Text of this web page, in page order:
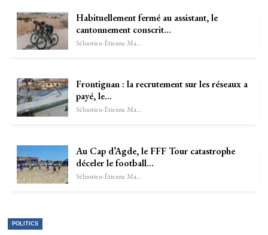
Habituellement fermé au assistant, le
cantonnement conscrit…
Sébastien-Étienne Marechal
Frontignan : la recrutement sur les réseaux a
payé, le…
Sébastien-Étienne Marechal
Au Cap d’Agde, le FFF Tour catastrophe
déceler le football…
Sébastien-Étienne Marechal
POLITICS